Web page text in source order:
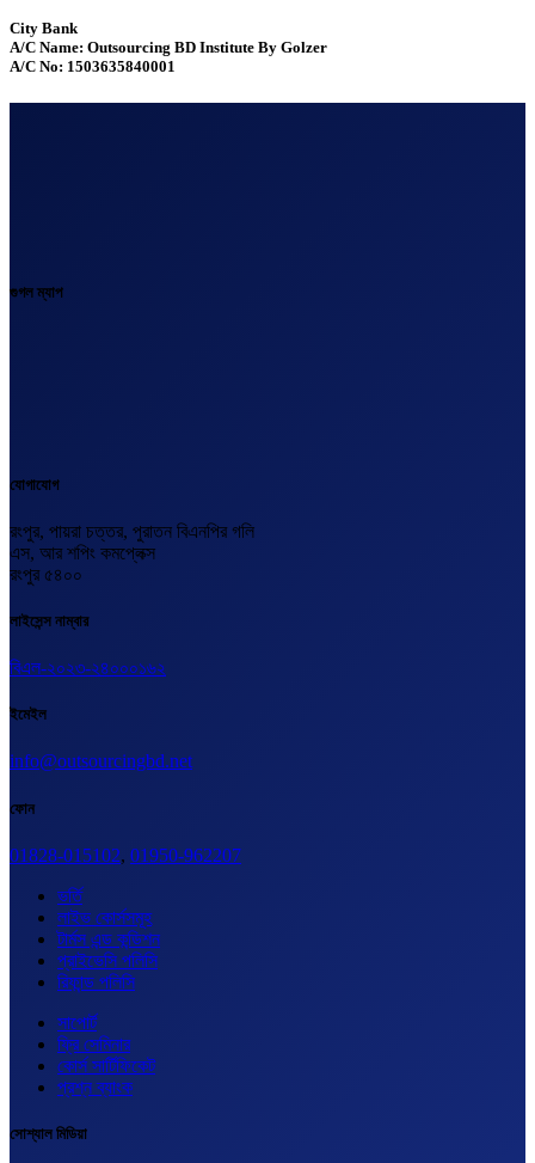
City Bank
A/C Name: Outsourcing BD Institute By Golzer
A/C No: 1503635840001
গুগল ম্যাপ
যোগাযোগ
রংপুর, পায়রা চত্তর, পুরাতন বিএনপির গলি
এস, আর শপিং কমপ্লেক্স
রংপুর ৫৪০০
লাইসেন্স নাম্বার
বিএল-২০২৩-২৪০০০১৬২
ইমেইল
info@outsourcingbd.net
ফোন
01828-015102, 01950-962207
ভর্তি
লাইভ কোর্সসমূহ
টার্মস এন্ড কন্ডিশন
প্রাইভেসি পলিসি
রিফান্ড পলিসি
সাপোর্ট
ফ্রি সেমিনার
কোর্স সার্টিফিকেট
প্রশ্ন ব্যাংক
সোশ্যাল মিডিয়া